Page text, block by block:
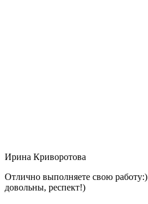
Ирина Криворотова
Отлично выполняете свою работу:)
довольны, респект!)